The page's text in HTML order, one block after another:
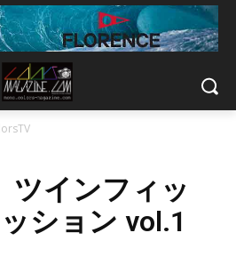
ツインフィッ
ション vol.1